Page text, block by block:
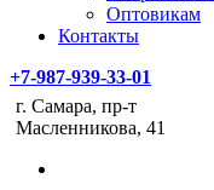
Оптовикам
Контакты
+7-987-939-33-01
г. Самара, пр-т
Масленникова, 41